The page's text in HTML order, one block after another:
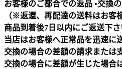
お客様のご都合での返品 •交換の
（※返還、再配達の送料はお客
商品到着後7日以内にご返送下さ
当店はお客様へ正常品を迅速に
交換の場合の差額の請求または
交換の場合に差額が生じた場合